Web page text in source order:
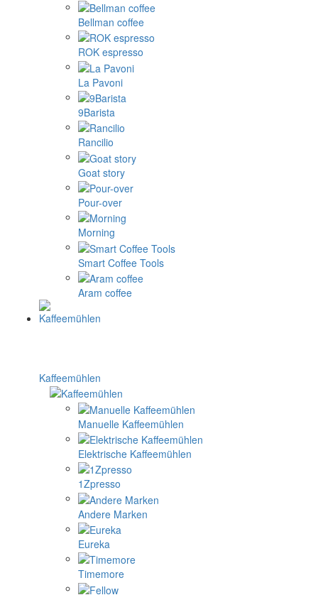
Bellman coffee
ROK espresso
La Pavoni
9Barista
Rancilio
Goat story
Pour-over
Morning
Smart Coffee Tools
Aram coffee
Kaffeemühlen
Manuelle Kaffeemühlen
Elektrische Kaffeemühlen
1Zpresso
Andere Marken
Eureka
Timemore